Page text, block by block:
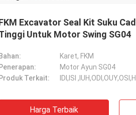
Excavator Seal Kit Suku
Untuk Motor Swing SG04
Bahan:
Karet, FKM
Penerapan:
Motor Ayun SG04
Produk Terkait:
IDI,ISI
Harga Terbaik